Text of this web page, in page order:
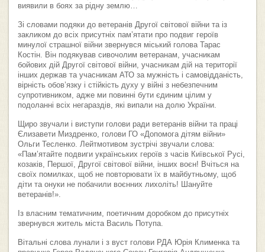
виявили в боях за рідну землю…
Зі словами подяки до ветеранів Другої світової війни та із
закликом до всіх присутніх пам’ятати про подвиг героїв
минулої страшної війни звернувся міський голова Тарас
Костін. Він подякував сивочолим ветеранам, учасникам
бойових дій Другої світової війни, учасникам дій на території
інших держав та учасникам АТО за мужність і самовідданість,
вірність обов’язку і стійкість духу у війні з небезпечним
супротивником, адже ми повинні бути єдиним цілим у
подоланні всіх негараздів, які випали на долю України.
Щиро звучали і виступи голови ради ветеранів війни та праці
Єлизавети Миздренко, голови ГО «Допомога дітям війни»
Ольги Тесленко. Лейтмотивом зустрічі звучали слова:
«Пам’ятайте подвиги українських героїв з часів Київської Русі,
козаків, Першої, Другої світової війни, інших воєн! Вчіться на
своїх помилках, щоб не повторювати їх в майбутньому, щоб
діти та онуки не побачили воєнних лихоліть! Шануйте
ветеранів!».
Із власним тематичним, поетичним доробком до присутніх
звернувся житель міста Василь Потупа.
Вітальні слова лунали і з вуст голови РДА Юрія Клименка та